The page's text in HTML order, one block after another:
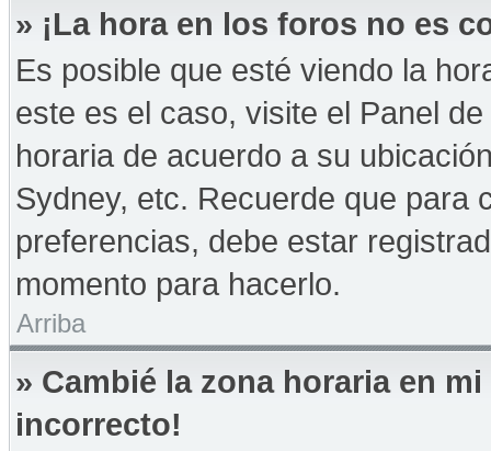
» ¡La hora en los foros no es
Es posible que esté viendo la
este es el caso, visite el Panel
horaria de acuerdo a su
Sydney, etc. Recuerde que para
preferencias, debe estar
momento para hacerlo.
Arriba
» Cambié la zona horaria en
incorrecto!